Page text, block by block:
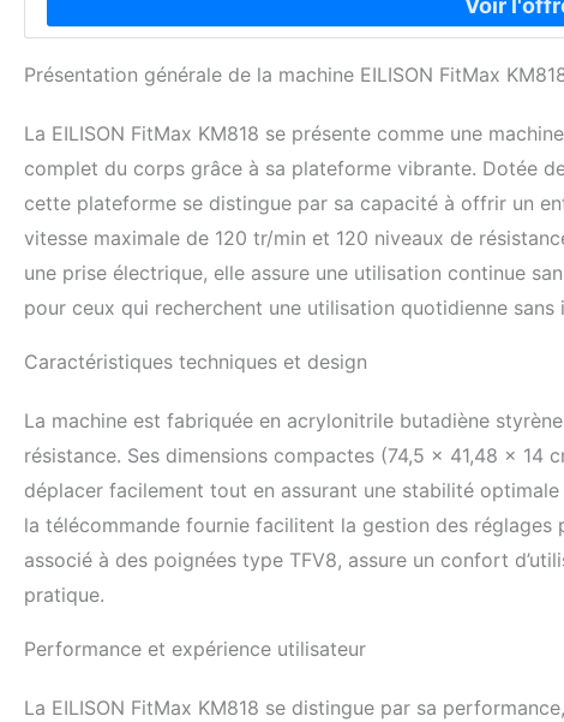
Présentation générale de la machine EILISON FitMax
La EILISON FitMax KM818 se présente comme une
complet du corps grâce à sa plateforme vibrante. Dotée
cette plateforme se distingue par sa capacité à offrir un
vitesse maximale de 120 tr/min et 120 niveaux de
une prise électrique, elle assure une utilisation continue
pour ceux qui recherchent une utilisation quotidienne sans
Caractéristiques techniques et design
La machine est fabriquée en acrylonitrile butadiène
résistance. Ses dimensions compactes (74,5 x 41,48 x
déplacer facilement tout en assurant une stabilité
la télécommande fournie facilitent la gestion des réglages
associé à des poignées type TFV8, assure un confort
pratique.
Performance et expérience utilisateur
La EILISON FitMax KM818 se distingue par sa